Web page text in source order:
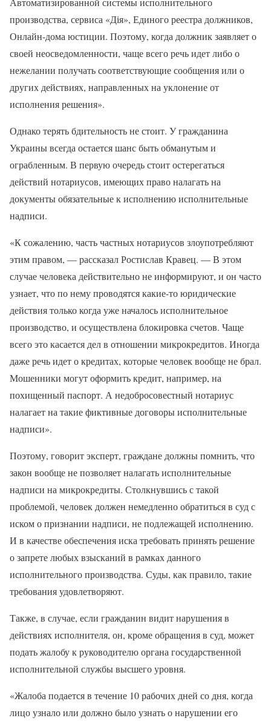
производства, сервиса «Дія», Единого реестра должников,
Онлайн-дома юстиции. Поэтому, когда должник заявляет о
своей неосведомленности, чаще всего речь идет либо о
нежелании получать соответствующие сообщения или о
других действиях, направленных на уклонение от
исполнения решения».
Однако терять бдительность не стоит. У гражданина
Украины всегда остается шанс быть обманутым и
ограбленным. В первую очередь стоит остерегаться
действий нотариусов, имеющих право налагать на
документы обязательные к исполнению исполнительные
надписи.
«К сожалению, часть частных нотариусов злоупотребляют
этим правом, — рассказал Ростислав Кравец. — В этом
случае человека действительно не информируют, и он часто
узнает, что по нему проводятся какие-то юридические
действия только когда уже началось исполнительное
производство, и осуществлена блокировка счетов. Чаще
всего это касается дел в отношении микрокредитов. Иногда
даже речь идет о кредитах, которые человек вообще не брал.
Мошенники могут оформить кредит, например, на
похищенный паспорт. А недобросовестный нотариус
налагает на такие фиктивные договоры исполнительные
надписи».
Поэтому, говорит эксперт, граждане должны помнить, что
закон вообще не позволяет налагать исполнительные
надписи на микрокредиты. Столкнувшись с такой
проблемой, человек должен немедленно обратиться в суд с
иском о признании надписи, не подлежащей исполнению.
И в качестве обеспечения иска требовать принять решение
о запрете любых взысканий в рамках данного
исполнительного производства. Суды, как правило, такие
требования удовлетворяют.
Также, в случае, если гражданин видит нарушения в
действиях исполнителя, он, кроме обращения в суд, может
подать жалобу к руководителю органа государственной
исполнительной службы высшего уровня.
«Жалоба подается в течение 10 рабочих дней со дня, когда
лицо узнало или должно было узнать о нарушении его